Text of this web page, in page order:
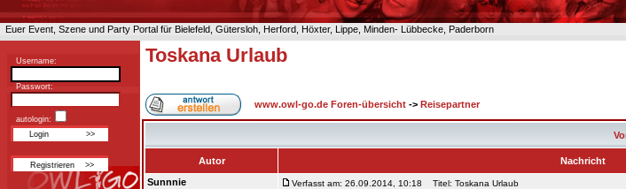
Euer Event, Szene und Party Portal für Bielefeld, Gütersloh, Herford, Höxter, Lippe, Minden- Lübbecke, Paderborn
Username:
Passwort:
autologin:
Toskana Urlaub
www.owl-go.de Foren-übersicht -> Reisepartner
Autor
Nachricht
Sunnnie
Verfasst am: 26.09.2014, 10:18 Titel: Toskana Urlaub